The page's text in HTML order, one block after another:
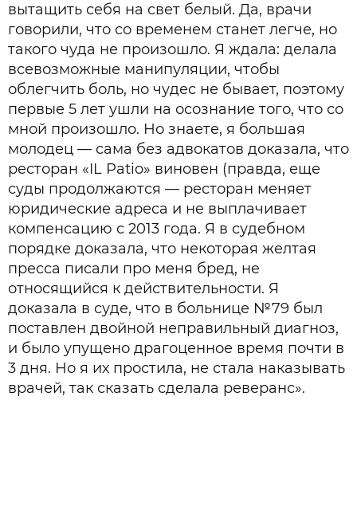
вытащить себя на свет белый. Да, врачи
говорили, что со временем станет легче, но
такого чуда не произошло. Я ждала: делала
всевозможные манипуляции, чтобы
облегчить боль, но чудес не бывает, поэтому
первые 5 лет ушли на осознание того, что со
мной произошло. Но знаете, я большая
молодец — сама без адвокатов доказала, что
ресторан «IL Patio» виновен (правда, еще
суды продолжаются — ресторан меняет
юридические адреса и не выплачивает
компенсацию с 2013 года. Я в судебном
порядке доказала, что некоторая желтая
пресса писали про меня бред, не
относящийся к действительности. Я
доказала в суде, что в больнице №79 был
поставлен двойной неправильный диагноз,
и было упущено драгоценное время почти в
3 дня. Но я их простила, не стала наказывать
врачей, так сказать сделала реверанс».